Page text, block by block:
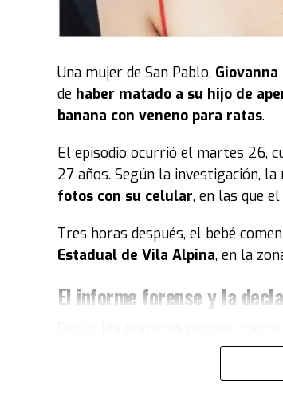
Una mujer de San Pablo,
de haber matado a su hijo de
banana con veneno para ratas.
El episodio ocurrió el martes 26,
27 años. Según la investigación,
fotos con su celular, en las que
Tres horas después, el bebé
Estadual de Vila Alpina, en la
El informe forense y la
no fue ingerido